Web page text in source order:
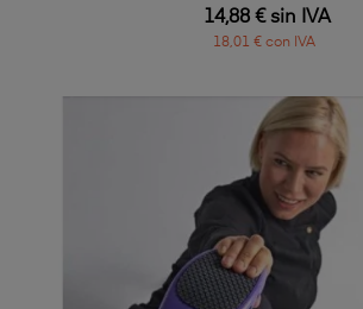
14,88 € sin IVA
18,01 € con IVA